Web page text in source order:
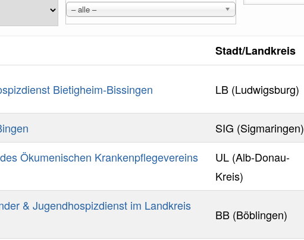
– alle –
Stadt/Landkreis
Bietigheim-Bissingen LB (Ludwigsburg)
SIG (Sigmaringen)
Ökumenischen Krankenpflegevereins
UL (Alb-Donau-
Kreis)
& Jugendhospizdienst im Landkreis
BB (Böblingen)